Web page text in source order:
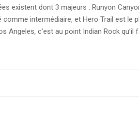
existent dont 3 majeurs : Runyon
intermédiaire, et Hero Trail est le
Angeles, c’est au point Indian Rock qu’il